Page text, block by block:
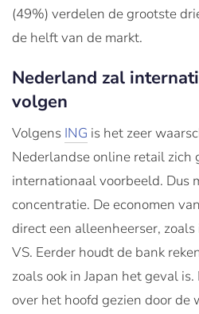
(49%) verdelen de grootste
de helft van de markt.
Nederland zal
volgen
Volgens ING is het zeer
Nederlandse online retail zich
internationaal voorbeeld. Dus
concentratie. De economen
direct een alleenheerser,
VS. Eerder houdt de bank
zoals ook in Japan het geval
over het hoofd gezien door de